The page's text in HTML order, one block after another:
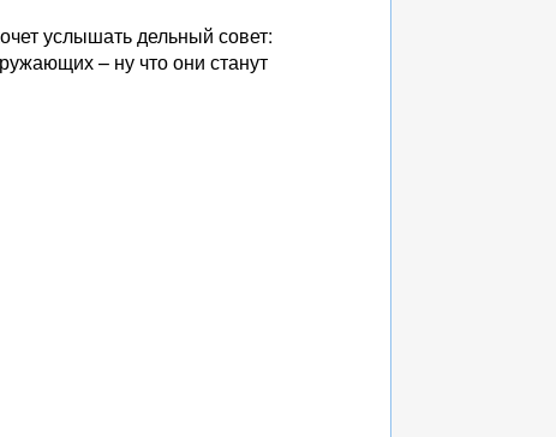
услышать дельный совет:
– ну что они станут